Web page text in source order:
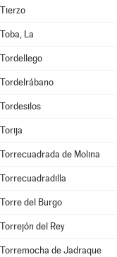
Tierzo
Toba, La
Tordellego
Tordelrábano
Tordesilos
Torija
Torrecuadrada de Molina
Torrecuadradilla
Torre del Burgo
Torrejón del Rey
Torremocha de Jadraque